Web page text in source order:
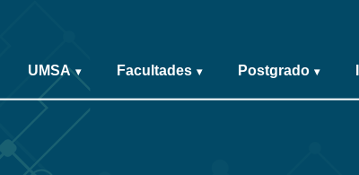
UMSA ▾ Facultades ▾ Postgrado ▾